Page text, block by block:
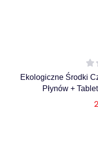
Ekologiczne Środki
Płynów +